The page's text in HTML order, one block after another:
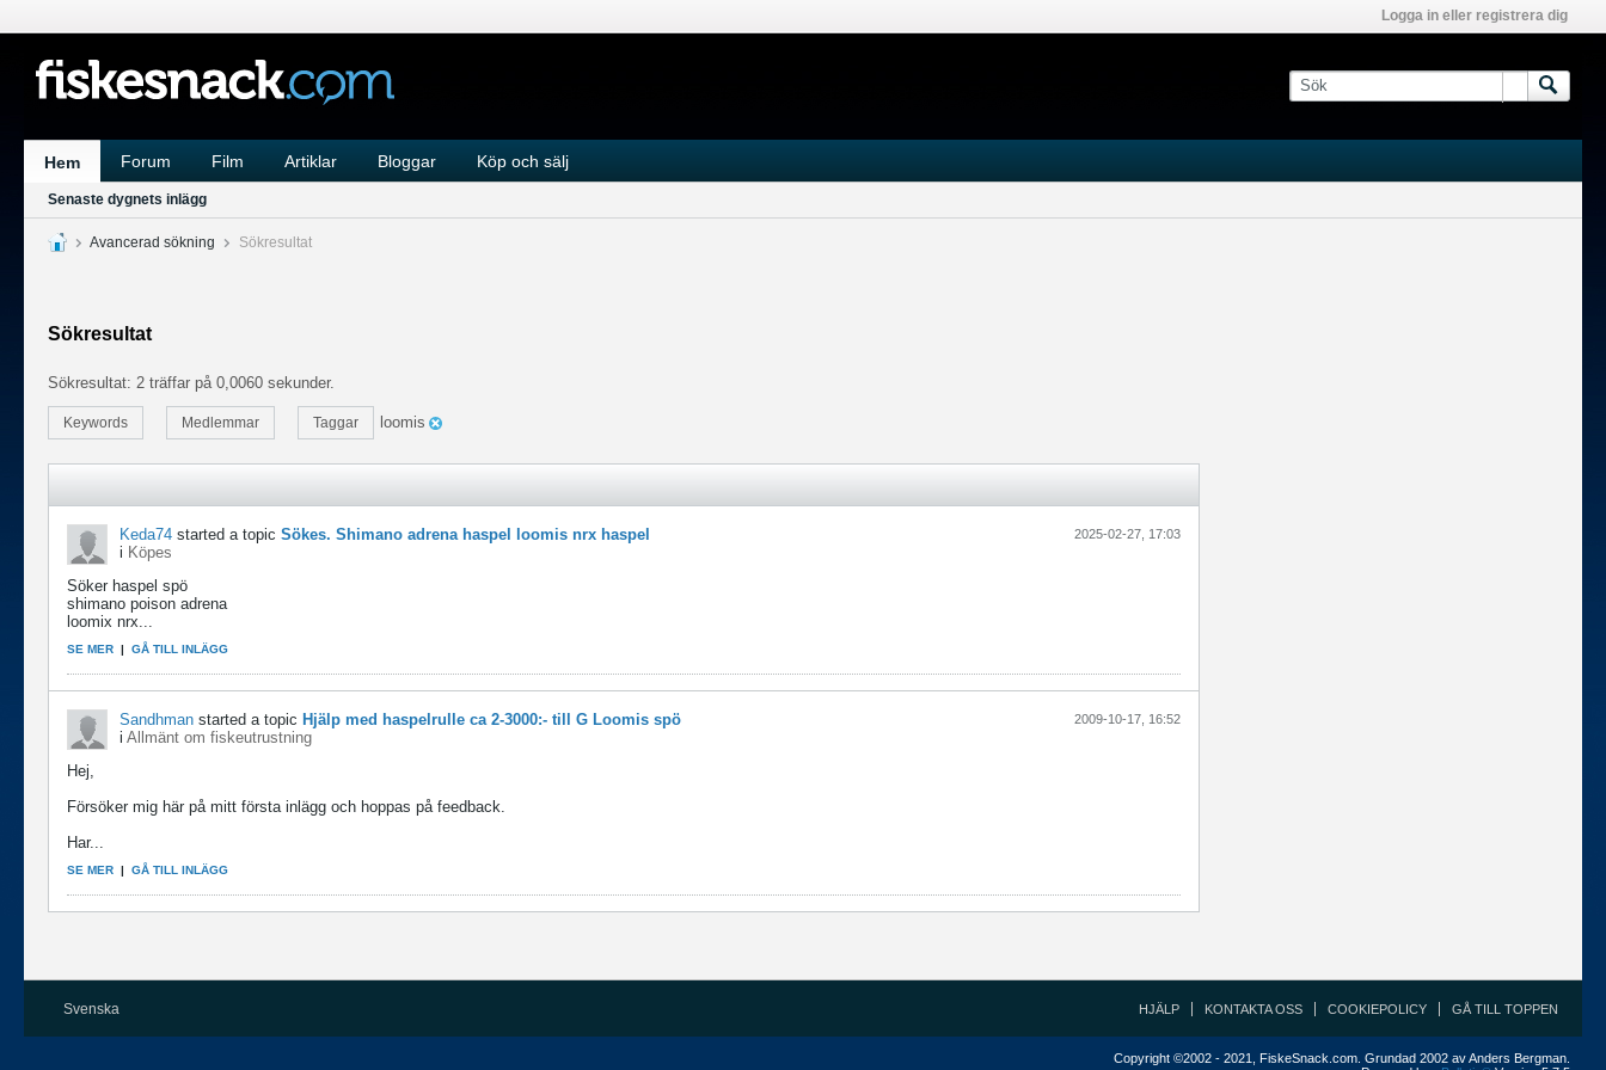
Logga in eller registrera dig
Hem Forum Film Artiklar Bloggar Köp och sälj
Senaste dygnets inlägg
Avancerad sökning Sökresultat
Sökresultat
Sökresultat: 2 träffar på 0,0060 sekunder.
Keywords Medlemmar Taggar loomis
Keda74 started a topic Sökes. Shimano adrena haspel loomis nrx haspel
i Köpes
2025-02-27, 17:03
Söker haspel spö
shimano poison adrena
loomix nrx...
SE MER | GÅ TILL INLÄGG
Sandhman started a topic Hjälp med haspelrulle ca 2-3000:- till G Loomis spö
i Allmänt om fiskeutrustning
2009-10-17, 16:52
Hej,
Försöker mig här på mitt första inlägg och hoppas på feedback.
Har...
SE MER | GÅ TILL INLÄGG
Svenska HJÄLP KONTAKTA OSS COOKIEPOLICY GÅ TILL TOPPEN
Copyright ©2002 - 2021, FiskeSnack.com. Grundad 2002 av Anders Bergman.